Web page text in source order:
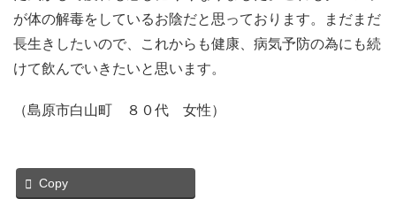
が体の解毒をしているお陰だと思っております。まだまだ
長生きしたいので、これからも健康、病気予防の為にも続
けて飲んでいきたいと思います。
（島原市白山町 ８０代 女性）
Copy